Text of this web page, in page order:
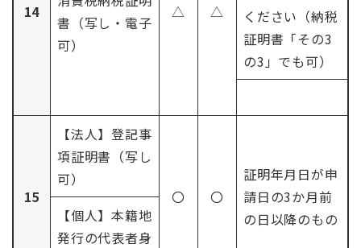
14
書（写し・電子
可）
△ △
ください（納税
証明書「その3
の3」でも可）
15
【法人】登記事
項証明書（写し
可）
〇
〇
証明年月日が申
請日の3か月前
の日以降のもの
【個人】本籍地
発行の代表者身